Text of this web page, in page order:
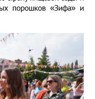
порошков «Зифа» и